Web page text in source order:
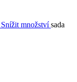
Snížit množstvísada